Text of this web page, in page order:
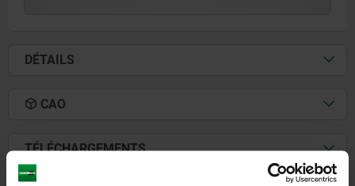
DÉTAILS
CAO
TÉLÉCHARGEMENTS